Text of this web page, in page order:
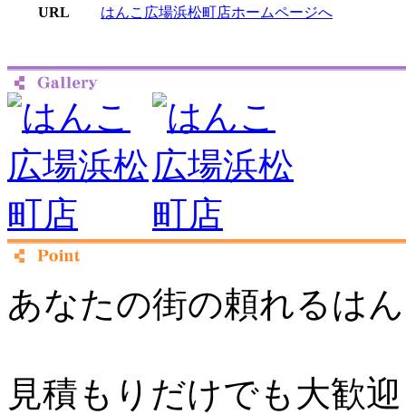
URL
はんこ広場浜松町店ホームページへ
あなたの街の頼れるは
見積もりだけでも大歓